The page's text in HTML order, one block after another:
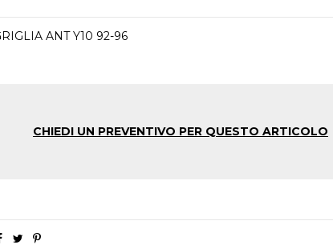
ANT Y10 92-96
CHIEDI UN PREVENTIVO PER QUESTO ARTICOLO